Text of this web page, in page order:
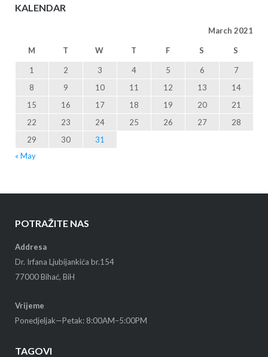
KALENDAR
March 2021
M T W T F S S
1 2 3 4 5 6
7
8
9 10 11 12 13
14
15
16 17 18 19 20
21
22
23 24 25 26 27
28
29
30
31
« May
POTRAŽITE NAS
Addresa
Dr. Irfana Ljubijankića br.154
77000 Bihać, BiH
Vrijeme
Ponedjeljak—Petak: 8:00AM–5:00PM
TAGOVI